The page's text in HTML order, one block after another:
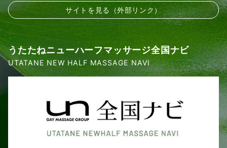
サイトを見る（外部リンク）
うたたねニューハーフマッサージ全国ナビ
UTATANE NEW HALF MASSAGE NAVI